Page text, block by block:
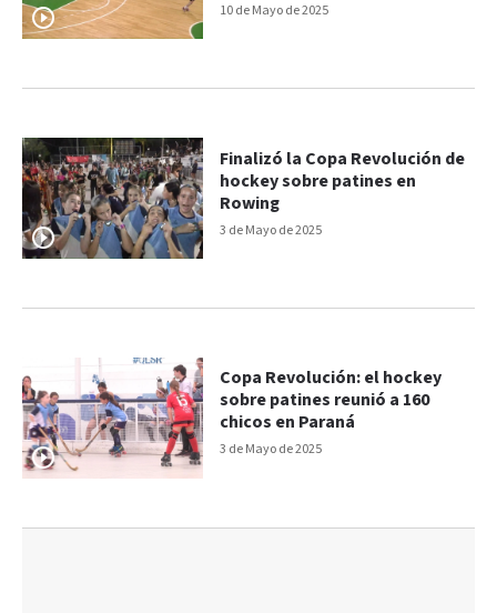
10 de Mayo de 2025
3 de Mayo de 2025
Finalizó la Copa Revolución de
hockey sobre patines en
Rowing
3 de Mayo de 2025
Copa Revolución: el hockey
sobre patines reunió a 160
chicos en Paraná